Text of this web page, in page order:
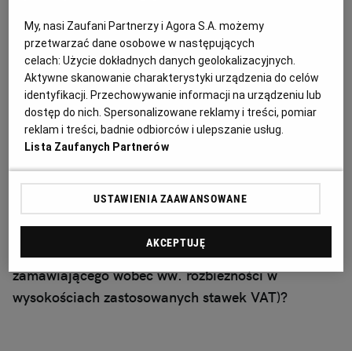
podatku nie ma możliwości ich porównania?
3. Czy zamawiający był zobligowany do wezwania
obu wykonawców do wyjaśnień w trybie art. 223
ust. 1 ustawy Pzp w zakresie zastosowanej stawki
VAT, a w przypadku braku interpretacji
indywidualnej od wykonawców do odrzucenia
ofert?
4. Czy zamawiający naruszył ustawę Pzp (jeśli tak –
jaki/-e artykuł/-y), zawierając umowę z
wykonawcą B – cena umowna z VAT 8% i 23%
(zakładając brak wyjaśniania treści oferty/bierność
zamawiającego wobec ww. rozbieżności w
wysokościach zastosowanych stawek VAT)?
My, nasi Zaufani Partnerzy i Agora S.A. możemy
przetwarzać dane osobowe w następujących
celach:Użycie dokładnych danych geolokalizacyjnych.
Aktywne skanowanie charakterystyki urządzenia do celów
identyfikacji. Przechowywanie informacji na urządzeniu lub
dostęp do nich. Spersonalizowane reklamy i treści, pomiar
reklam i treści, badnie odbiorców i ulepszanie usług.
Lista Zaufanych Partnerów
USTAWIENIA ZAAWANSOWANE
AKCEPTUJĘ